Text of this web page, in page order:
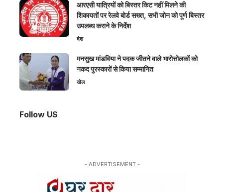
आरएसी यात्रियों को बिस्तर किट नहीं मिलने की
शिकायतों पर रेलवे बोर्ड सख्त, सभी जोन को पूर्ण बिस्तर
उपलब्ध कराने के निर्देश
देश
मनसुख मांडविया ने पदक जीतने वाले भारोत्तोलकों को
नकद पुरस्कारों से किया सम्मानित
खेल
Follow US
- ADVERTISEMENT -